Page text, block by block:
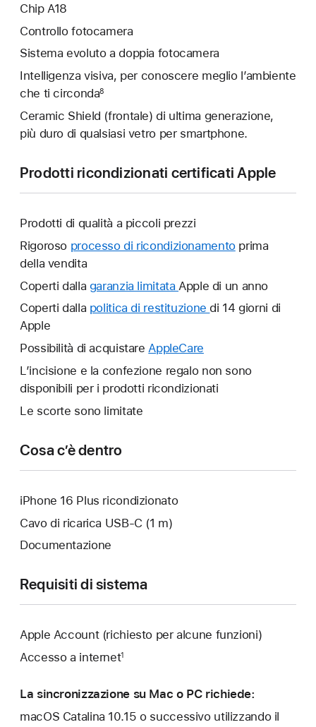
Chip A18
Controllo fotocamera
Sistema evoluto a doppia fotocamera
Intelligenza visiva, per conoscere meglio l’ambiente
che ti circonda8
Ceramic Shield (frontale) di ultima generazione,
più duro di qualsiasi vetro per smartphone.
Prodotti ricondizionati certificati Apple
Prodotti di qualità a piccoli prezzi
Rigoroso processo di ricondizionamentoprima
della vendita
Coperti dalla garanzia limitata Verrà
aperta
Apple di un anno
Coperti dalla politica di restituzione Verrà
di 14 giorni di
Apple
Possibilità di acquistareAppleCare
aperta
un’altra
L’incisione e la confezione regalo non sono
disponibili per i prodotti ricondizionati
Le scorte sono limitate
Cosa c’è dentro
iPhone 16 Plus ricondizionato
Cavo di ricarica USB‑C (1 m)
Documentazione
Requisiti di sistema
Apple Account (richiesto per alcune funzioni)
Accesso a internet1
La sincronizzazione su Mac o PC richiede:
macOS Catalina 10.15 o successivo utilizzando il